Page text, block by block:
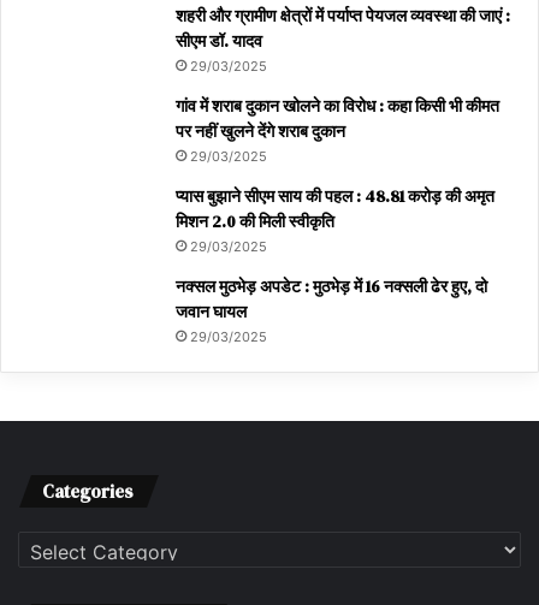
शहरी और ग्रामीण क्षेत्रों में पर्याप्त पेयजल व्यवस्था की जाएं :
सीएम डॉ. यादव
29/03/2025
गांव में शराब दुकान खोलने का विरोध : कहा किसी भी कीमत
पर नहीं खुलने देंगे शराब दुकान
29/03/2025
प्यास बुझाने सीएम साय की पहल : 48.81 करोड़ की अमृत
मिशन 2.0 की मिली स्वीकृति
29/03/2025
नक्सल मुठभेड़ अपडेट : मुठभेड़ में 16 नक्सली ढेर हुए, दो
जवान घायल
29/03/2025
Categories
Categories